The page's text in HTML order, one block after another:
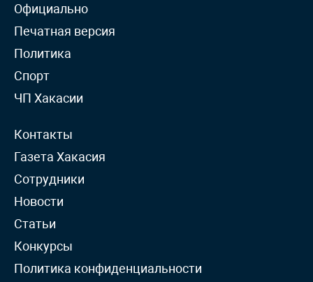
Официально
Печатная версия
Политика
Спорт
ЧП Хакасии
Контакты
Газета Хакасия
Сотрудники
Новости
Статьи
Конкурсы
Политика конфиденциальности